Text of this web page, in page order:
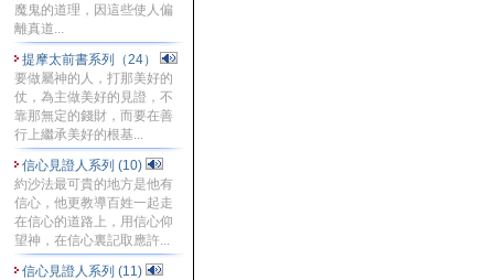
魔鬼的道理，因這些使人偏
離真道...
提摩太前書系列（24）
要做屬神的人，打那美好的
仗，為主做美好的見證，不
靠那無定的錢財，而要在善
行上繼承美好的根基...
信心見證人系列 (10)
約沙法最可貴的地方是他有
信心，他更教導百姓一起走
在信心的道路上，用信心仰
望神，在信心裏記取應許...
信心見證人系列 (11)